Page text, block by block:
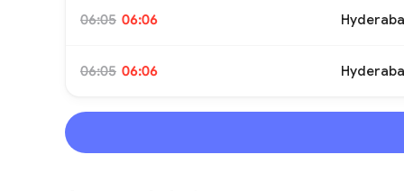
06:05 06:06
06:05 06:06